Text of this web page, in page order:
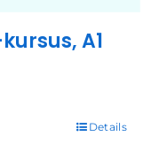
A1
Details